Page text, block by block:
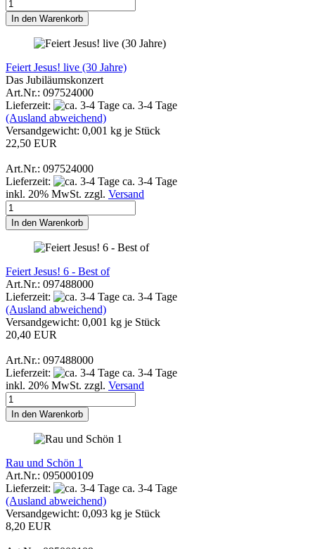
In den Warenkorb
Feiert Jesus! live (30 Jahre)
Das Jubiläumskonzert
Art.Nr.: 097524000
Lieferzeit:
ca. 3-4 Tage
(Ausland abweichend)
Versandgewicht: 0,001 kg je Stück
22,50 EUR
Art.Nr.: 097524000
Lieferzeit:
ca. 3-4 Tage
inkl. 20% MwSt. zzgl. Versand
In den Warenkorb
Feiert Jesus! 6 - Best of
Art.Nr.: 097488000
Lieferzeit:
ca. 3-4 Tage
(Ausland abweichend)
Versandgewicht: 0,001 kg je Stück
20,40 EUR
Art.Nr.: 097488000
Lieferzeit:
ca. 3-4 Tage
inkl. 20% MwSt. zzgl. Versand
In den Warenkorb
Rau und Schön 1
Art.Nr.: 095000109
Lieferzeit:
ca. 3-4 Tage
(Ausland abweichend)
Versandgewicht: 0,093 kg je Stück
8,20 EUR